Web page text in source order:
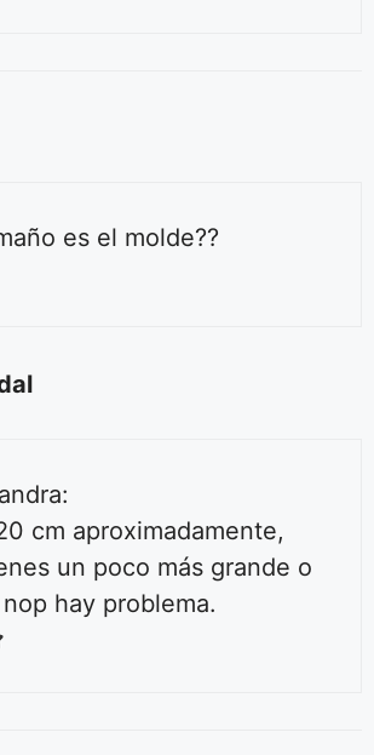
es el molde??
cm aproximadamente,
un poco más grande o
hay problema.